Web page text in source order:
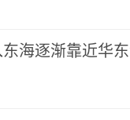
海逐渐靠近华